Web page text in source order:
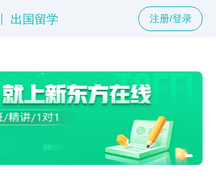
出国留学 注册/登录